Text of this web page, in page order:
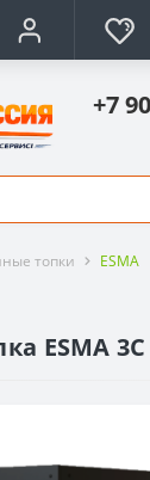
+7
топки ESMA
ESMA 3С